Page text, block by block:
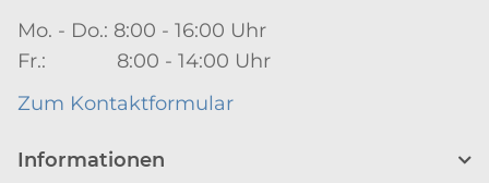
Mo. - Do.: 8:00 - 16:00 Uhr
Fr.: 8:00 - 14:00 Uhr
Zum Kontaktformular
Informationen